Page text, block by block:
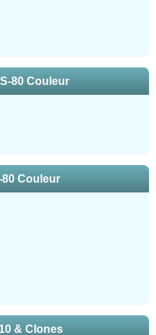
80 Couleur
80 Couleur
& Clones